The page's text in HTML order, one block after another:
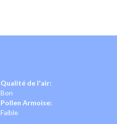
Qualité de l'air:
Bon
Pollen Armoise:
Faible